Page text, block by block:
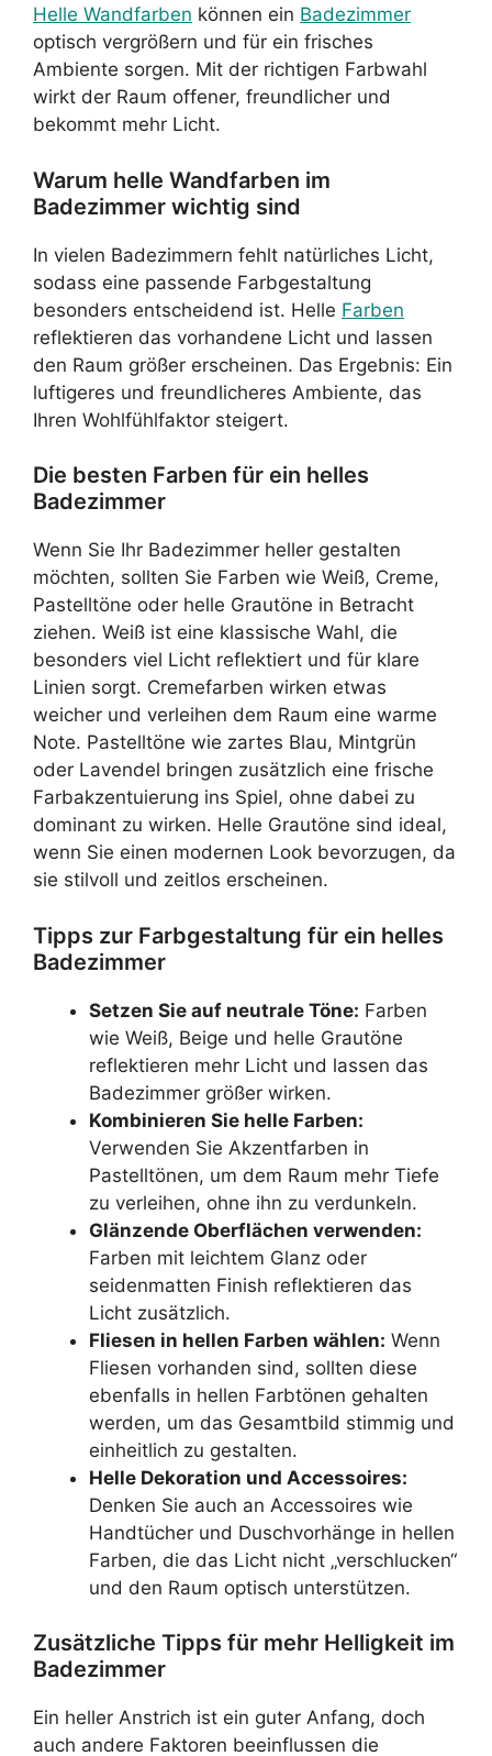
Helle Wandfarben können ein Badezimmer
optisch vergrößern und für ein frisches
Ambiente sorgen. Mit der richtigen Farbwahl
wirkt der Raum offener, freundlicher und
bekommt mehr Licht.
Warum helle Wandfarben im
Badezimmer wichtig sind
In vielen Badezimmern fehlt natürliches Licht,
sodass eine passende Farbgestaltung
besonders entscheidend ist. Helle Farben
reflektieren das vorhandene Licht und lassen
den Raum größer erscheinen. Das Ergebnis: Ein
luftigeres und freundlicheres Ambiente, das
Ihren Wohlfühlfaktor steigert.
Die besten Farben für ein helles
Badezimmer
Wenn Sie Ihr Badezimmer heller gestalten
möchten, sollten Sie Farben wie Weiß, Creme,
Pastelltöne oder helle Grautöne in Betracht
ziehen. Weiß ist eine klassische Wahl, die
besonders viel Licht reflektiert und für klare
Linien sorgt. Cremefarben wirken etwas
weicher und verleihen dem Raum eine warme
Note. Pastelltöne wie zartes Blau, Mintgrün
oder Lavendel bringen zusätzlich eine frische
Farbakzentuierung ins Spiel, ohne dabei zu
dominant zu wirken. Helle Grautöne sind ideal,
wenn Sie einen modernen Look bevorzugen, da
sie stilvoll und zeitlos erscheinen.
Tipps zur Farbgestaltung für ein helles
Badezimmer
Setzen Sie auf neutrale Töne: Farben
wie Weiß, Beige und helle Grautöne
reflektieren mehr Licht und lassen das
Badezimmer größer wirken.
Kombinieren Sie helle Farben:
Verwenden Sie Akzentfarben in
Pastelltönen, um dem Raum mehr Tiefe
zu verleihen, ohne ihn zu verdunkeln.
Glänzende Oberflächen verwenden:
Farben mit leichtem Glanz oder
seidenmatten Finish reflektieren das
Licht zusätzlich.
Fliesen in hellen Farben wählen: Wenn
Fliesen vorhanden sind, sollten diese
ebenfalls in hellen Farbtönen gehalten
werden, um das Gesamtbild stimmig und
einheitlich zu gestalten.
Helle Dekoration und Accessoires:
Denken Sie auch an Accessoires wie
Handtücher und Duschvorhänge in hellen
Farben, die das Licht nicht „verschlucken“
und den Raum optisch unterstützen.
Zusätzliche Tipps für mehr Helligkeit im
Badezimmer
Ein heller Anstrich ist ein guter Anfang, doch
auch andere Faktoren beeinflussen die